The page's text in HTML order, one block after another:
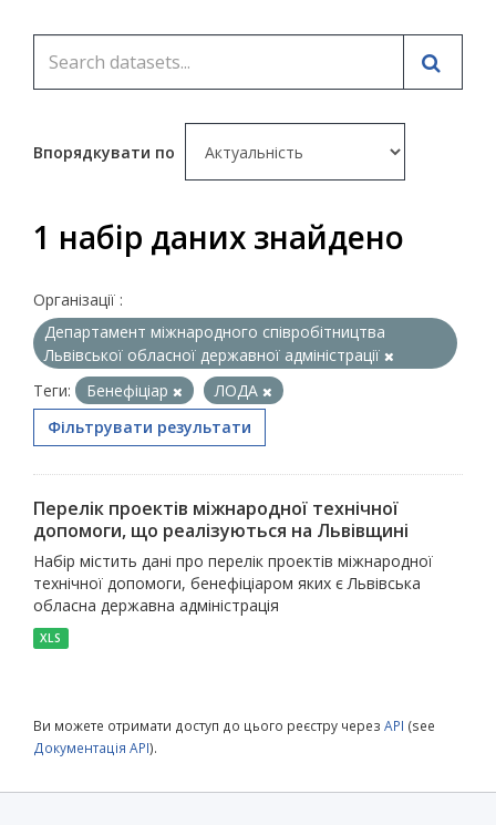
Впорядкувати по
1 набір даних знайдено
Організації :
Департамент міжнародного співробітництва
Львівської обласної державної адміністрації
Теги:
Бенефіціар
ЛОДА
Фільтрувати результати
Перелік проектів міжнародної технічної
допомоги, що реалізуються на Львівщині
Набір містить дані про перелік проектів міжнародної
технічної допомоги, бенефіціаром яких є Львівська
обласна державна адміністрація
XLS
Ви можете отримати доступ до цього реєстру через API (see
Документація API).